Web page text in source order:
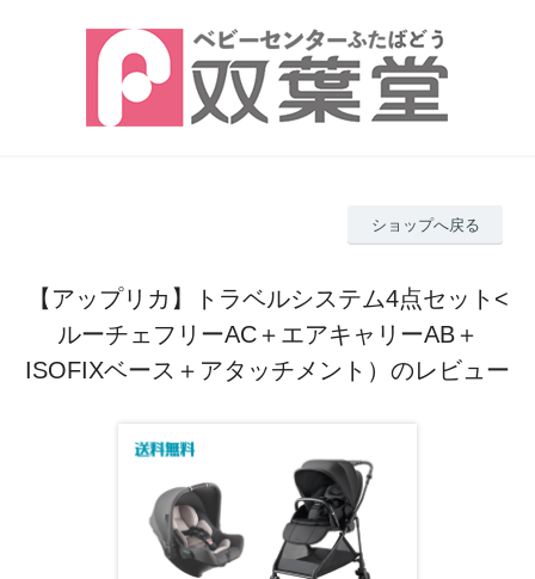
ショップへ戻る
【アップリカ】トラベルシステム4点セット<
ルーチェフリーAC＋エアキャリーAB＋
ISOFIXベース＋アタッチメント）のレビュー